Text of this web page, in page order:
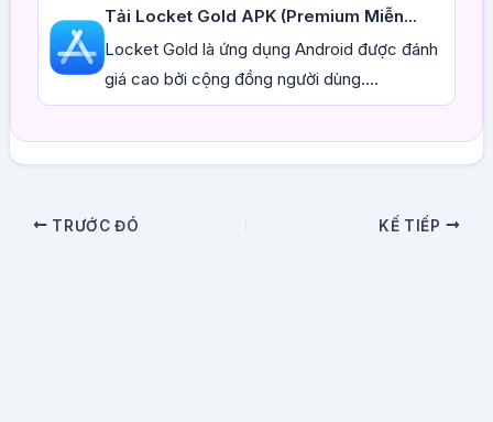
Tải Locket Gold APK (Premium Miễn...
Locket Gold là ứng dụng Android được đánh
giá cao bởi cộng đồng người dùng....
TRƯỚC ĐÓ KẾ TIẾP